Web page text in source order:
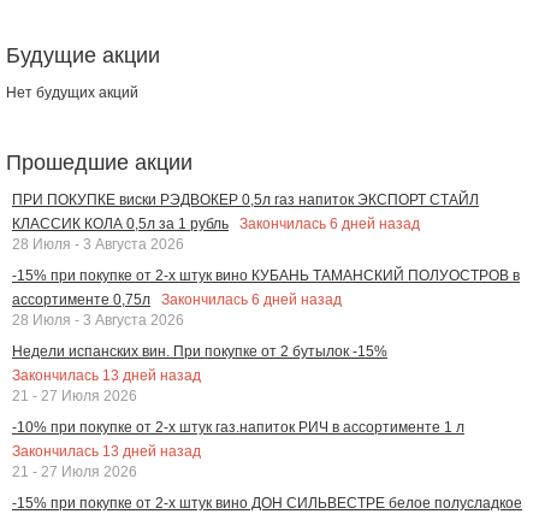
Будущие акции
Нет будущих акций
Прошедшие акции
ПРИ ПОКУПКЕ виски РЭДВОКЕР 0,5л газ напиток ЭКСПОРТ СТАЙЛ
КЛАССИК КОЛА 0,5л за 1 рубль
Закончилась 6 дней назад
28 Июля - 3 Августа 2026
-15% при покупке от 2-х штук вино КУБАНЬ ТАМАНСКИЙ ПОЛУОСТРОВ в
ассортименте 0,75л
Закончилась 6 дней назад
28 Июля - 3 Августа 2026
Недели испанских вин. При покупке от 2 бутылок -15%
Закончилась 13 дней назад
21 - 27 Июля 2026
-10% при покупке от 2-х штук газ.напиток РИЧ в ассортименте 1 л
Закончилась 13 дней назад
21 - 27 Июля 2026
-15% при покупке от 2-х штук вино ДОН СИЛЬВЕСТРЕ белое полусладкое